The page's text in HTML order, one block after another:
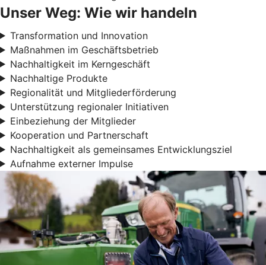
Unser Weg: Wie wir handeln
Transformation und Innovation
Maßnahmen im Geschäftsbetrieb
Nachhaltigkeit im Kerngeschäft
Nachhaltige Produkte
Regionalität und Mitgliederförderung
Unterstützung regionaler Initiativen
Einbeziehung der Mitglieder
Kooperation und Partnerschaft
Nachhaltigkeit als gemeinsames Entwicklungsziel
Aufnahme externer Impulse